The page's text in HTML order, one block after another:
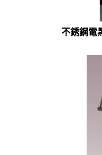
不銹鋼電